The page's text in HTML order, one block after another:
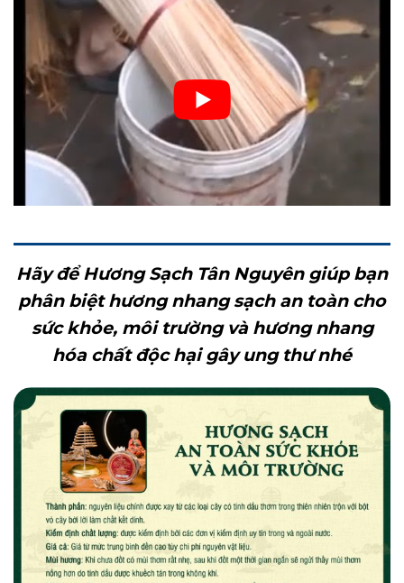
Hãy để Hương Sạch Tân Nguyên giúp bạn
phân biệt hương nhang sạch an toàn cho
sức khỏe, môi trường và hương nhang
hóa chất độc hại gây ung thư nhé